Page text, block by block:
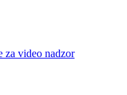
za video nadzor